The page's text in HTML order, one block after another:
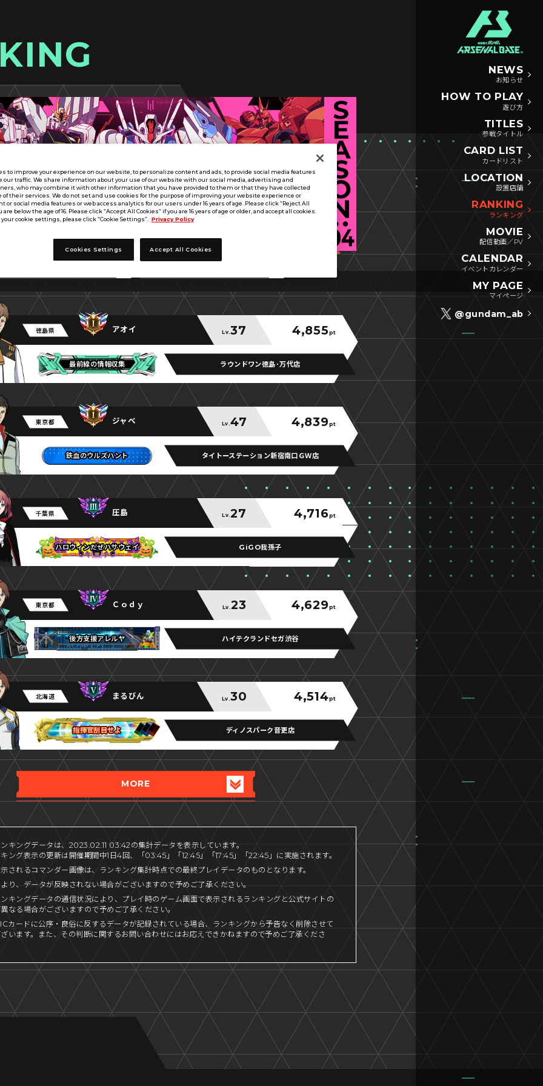
NEWS
お知らせ
HOW TO PLAY
遊び方
TITLES
参戦タイトル
CARD LIST
カードリスト
LOCATION
設置店舗
RANKING
ランキング
MOVIE
配信動画／PV
CALENDAR
イベントカレンダー
MY PAGE
マイページ
@gundam_ab
徳島県 アオイ Lv.37 4,855 pt
最前線の情報収集
最前線の情報収集
最前線の情報収集 ラウンドワン徳島･万代店
東京都 ジャベ Lv.47 4,839 pt
鉄血のウルズハント
鉄血のウルズハント
鉄血のウルズハント タイトーステーション新宿南口ＧＷ店
千葉県 圧島 Lv.27 4,716 pt
ハロウィンだぜハサウェイ
ハロウィンだぜハサウェイ
ハロウィンだぜハサウェイ GiGO我孫子
東京都 Ｃｏｄｙ Lv. 23 4,629 pt
後方支援アレルヤ
後方支援アレルヤ
後方支援アレルヤ ハイテクランドセガ渋谷
北海道 まるびん Lv. 30 4,514pt
指揮官刮目せよ
指揮官刮目せよ
指揮官刮目せよ ディノスパーク音更店
MORE
キングデータは、2023.02.11 03:42の集計データを表示しています。
ング表示の更新は開催期間中1日4回、「03:45」「12:45」「17:45」「22:45」に実施されます。
されるコマンダー画像は、ランキング集計時点での最終プレイデータのものとなります。
り、データが反映されない場合がございますので予めご了承ください。
キングデータの通信状況により、プレイ時のゲーム画面で表示されるランキングと公式サイトの
なる場合がございますので予めご了承ください。
カードに公序・良俗に反するデータが記録されている場合、ランキングから予告なく削除させて
います。また、その判断に関するお問い合わせにはお応えできかねますので予めご了承くださ
to improve your experience on our website, to personalize content and ads, to provide social media features
our traffic. We share information about your use of our website with our social media, advertising and
who may combine it with other information that you have provided to them or that they have collected
of their services. We do not set and use cookies for the purpose of improving your website experience or
or social media features or web access analytics for our users under 16 years of age. Please click “Reject All
are below the age of 16. Please click “Accept All Cookies” if you are 16 years of age or older, and accept all cookies.
cookie settings, please click “Cookie Settings”. Privacy Policy
Cookies Settings Accept All Cookies